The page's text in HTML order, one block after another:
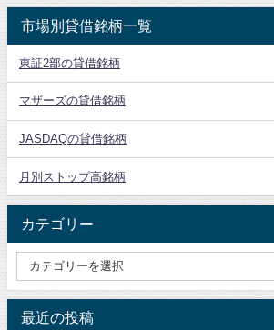
市場別貸借銘柄一覧
東証2部の貸借銘柄
マザーズの貸借銘柄
JASDAQの貸借銘柄
月別ストップ高銘柄
カテゴリー
最近の投稿